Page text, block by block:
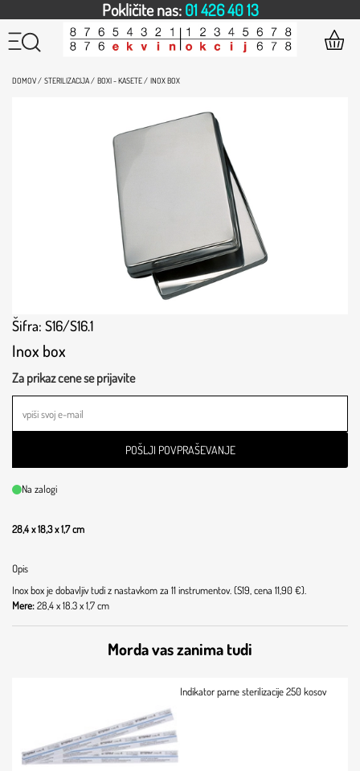
Pokličite nas:01 426 40 13
DOMOV / STERILIZACIJA / BOXI - KASETE / INOX BOX
Šifra: S16/S16.1
Inox box
Za prikaz cene se prijavite
POŠLJI POVPRAŠEVANJE
Na zalogi
28,4 x 18,3 x 1,7 cm
Opis
Inox box je dobavljiv tudi z nastavkom za 11 instrumentov. (S19, cena 11,90 €).
Mere:28,4 x 18.3 x 1,7 cm
Morda vas zanima tudi
Indikator parne sterilizacije 250 kosov